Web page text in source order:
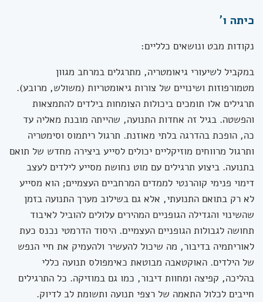
כיתה ו'
נקודות מבט ונושאים כלליים:
במקביל לשיעורי גיאומטריה, מתרגלים במרחב מגוון
מטמורפוזות ושינויים של צורות גיאומטריות (משולש, מרובע).
תרגילים אלו תומכים ביכולות הצומחות בילדים להתמצאות
והפשטה. בגיל זה אחדות התנועה, שהייתה מובנת מאליה עד
כה, הופכת בהדרגה בלתי מאוזנת. תרגול ריתמוס וסימטריה
ותרגול מרווחים מוזיקליים יכולים לסייע ביצירה מחדש של תואם
בתנועה. ביצוע תרגילים עם מוט נחושת מסייע לילדים לעצב
דימוי פנימי קוהרנטי לממדים המרחביים העצמיים; הוא מסייע
לא רק בתואם התנועתי, אלא גם בשילוב מערך התנועה בזמן
שהשינוי והגדילה הגופניים המהירים עלולים להוביל לאיבוד
תחושה לגבולות הגופניים העצמיים. היסוד הדרמטי נכנס כעת
לאוריתמיה בדיבור, מה שיכול להעשיר ולהעמיק את חיי הנפש
של הילדים. האוקטאבה מבוטאת כאימפולס תנועה כללי
בהליכה, קפיצה ומחוות דיבור, כמו גם במוזיקה. כל התרגילים
חייבים לכלול התאמה של רצפי תנועה ותשומת לב לדיוק.